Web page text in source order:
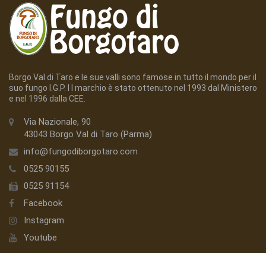
Borgo Val di Taro e le sue valli sono famose in tutto il mondo per il
suo fungo I.G.P. I l marchio è stato ottenuto nel 1993 dal Ministero
e nel 1996 dalla CEE.
Via Nazionale, 90
43043 Borgo Val di Taro (Parma)
info@fungodiborgotaro.com
0525 90155
0525 91154
Facebook
Instagram
Youtube